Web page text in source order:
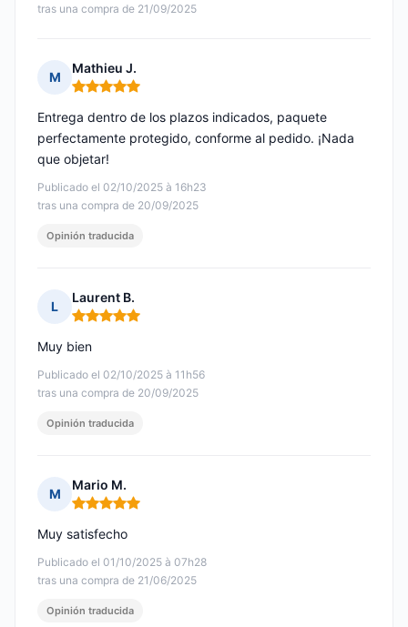
tras una compra de 21/09/2025
M
Mathieu J.
Nota: 5 de 5
Publicado el 02/10/2025 à 16h23
tras una compra de 20/09/2025
Entrega dentro de los plazos indicados, paquete
perfectamente protegido, conforme al pedido. ¡Nada
que objetar!
Opinión traducida
L
Laurent B.
Nota: 5 de 5
Publicado el 02/10/2025 à 11h56
tras una compra de 20/09/2025
Muy bien
Opinión traducida
M
Mario M.
Nota: 5 de 5
Publicado el 01/10/2025 à 07h28
tras una compra de 21/06/2025
Muy satisfecho
Opinión traducida